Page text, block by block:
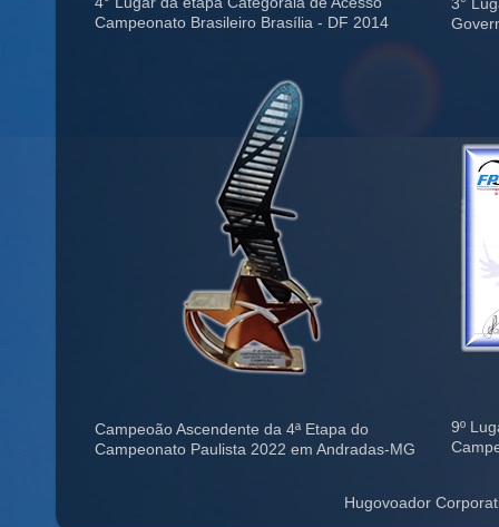
Campeonato Brasileiro Brasília - DF 2014
Campeoão Ascendente da 4ª Etapa do
Campeonato Paulista 2022 em Andradas-MG
3°
9º
Hugovoador